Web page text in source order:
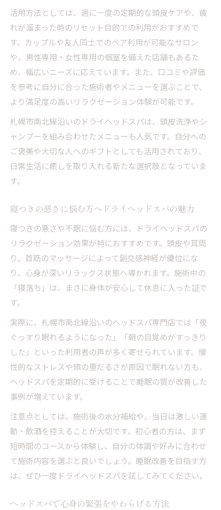
活用方法としては、週に一度の定期的な頭皮ケアや、疲
れが溜まった時のリセット目的での利用がおすすめで
す。カップルや友人同士でのペア利用が可能なサロン
や、男性専用・女性専用の個室を備えた店舗もあるた
め、幅広いニーズに応えています。また、口コミや評価
を参考に自分に合った施術者やメニューを選ぶことで、
より満足度の高いリラクゼーション体験が可能です。
札幌市南北線沿いのドライヘッドスパは、頭皮洗浄やシ
ャンプーを組み合わせたメニューも人気です。自分への
ご褒美や大切な人へのギフトとしても活用されており、
日常生活に癒しを取り入れる新たな選択肢となっていま
す。
寝つきの悪さに悩む方へドライヘッドスパの魅力
寝つきの悪さや不眠に悩む方には、ドライヘッドスパの
リラクゼーション効果が特におすすめです。頭皮や耳周
り、首筋のマッサージによって副交感神経が優位にな
り、心身が深いリラックス状態へ導かれます。施術中の
「寝落ち」は、まさに身体が安心して休息に入った証で
す。
実際に、札幌市南北線沿いのヘッドスパ専門店では「夜
ぐっすり眠れるようになった」「朝の目覚めがすっきり
した」といった利用者の声が多く寄せられています。慢
性的なストレスや頭の重だるさが原因で眠れない方も、
ヘッドスパを定期的に受けることで睡眠の質が改善した
事例が増えています。
注意点としては、施術後の水分補給や、当日は激しい運
動・飲酒を控えることが大切です。初心者の方は、まず
短時間のコースから体験し、自分の体調や好みに合わせ
て施術内容を選ぶと良いでしょう。睡眠改善を目指す方
は、ぜひ一度ドライヘッドスパを試してみてください。
ヘッドスパで心身の緊張をやわらげる方法